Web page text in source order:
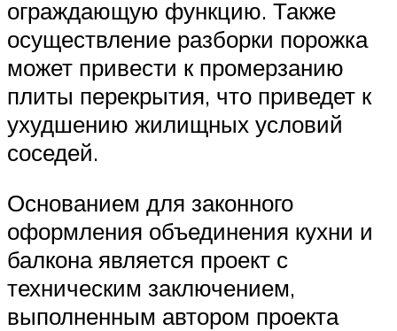
ограждающую функцию. Также
осуществление разборки порожка
может привести к промерзанию
плиты перекрытия, что приведет к
ухудшению жилищных условий
соседей.
Основанием для законного
оформления объединения кухни и
балкона является проект с
техническим заключением,
выполненным автором проекта